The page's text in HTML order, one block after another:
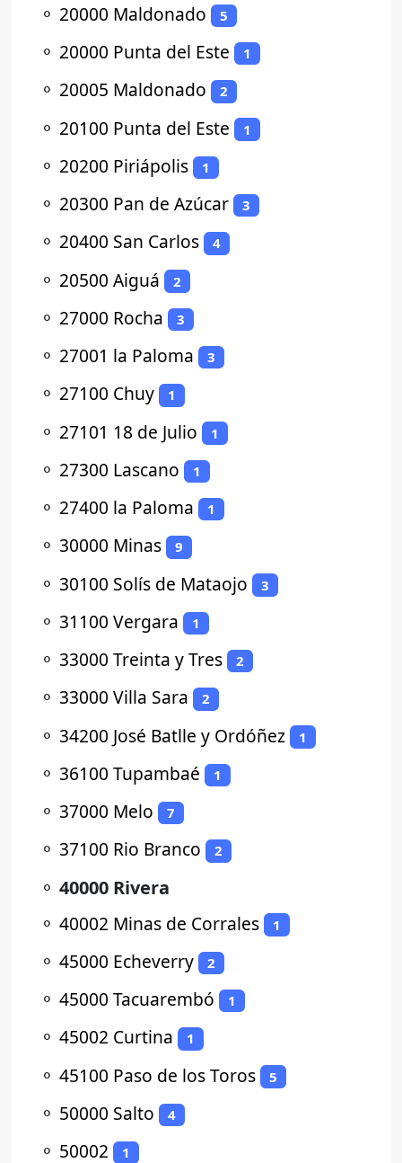
⚬ 20000 Maldonado 5
⚬ 20000 Punta del Este 1
⚬ 20005 Maldonado 2
⚬ 20100 Punta del Este 1
⚬ 20200 Piriápolis 1
⚬ 20300 Pan de Azúcar 3
⚬ 20400 San Carlos 4
⚬ 20500 Aiguá 2
⚬ 27000 Rocha 3
⚬ 27001 la Paloma 3
⚬ 27100 Chuy 1
⚬ 27101 18 de Julio 1
⚬ 27300 Lascano 1
⚬ 27400 la Paloma 1
⚬ 30000 Minas 9
⚬ 30100 Solís de Mataojo 3
⚬ 31100 Vergara 1
⚬ 33000 Treinta y Tres 2
⚬ 33000 Villa Sara 2
⚬ 34200 José Batlle y Ordóñez 1
⚬ 36100 Tupambaé 1
⚬ 37000 Melo 7
⚬ 37100 Rio Branco 2
⚬ 40000 Rivera
⚬ 40002 Minas de Corrales 1
⚬ 45000 Echeverry 2
⚬ 45000 Tacuarembó 1
⚬ 45002 Curtina 1
⚬ 45100 Paso de los Toros 5
⚬ 50000 Salto 4
⚬ 50002 1